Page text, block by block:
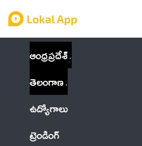
ఆంధ్రప్రదేశ్
తెలంగాణ
ఉద్యోగాలు
ట్రెండింగ్